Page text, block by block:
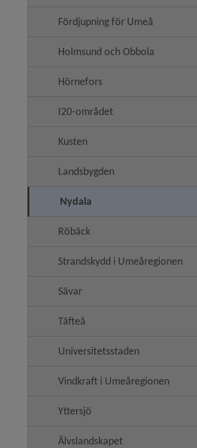
Fördjupning för Umeå
Holmsund och Obbola
Hörnefors
I20-området
Kusten
Landsbygden
Nydala
Röbäck
Strandskydd i Umeåregionen
Sävar
Täfteå
Universitetsstaden
Vindkraft i Umeåregionen
Yttersjö
Älvslandskapet